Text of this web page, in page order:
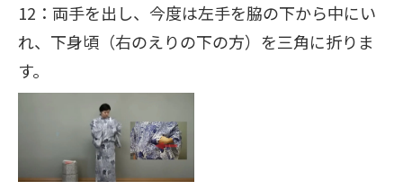
12：両手を出し、今度は左手を脇の下から中にい
れ、下身頃（右のえりの下の方）を三角に折りま
す。